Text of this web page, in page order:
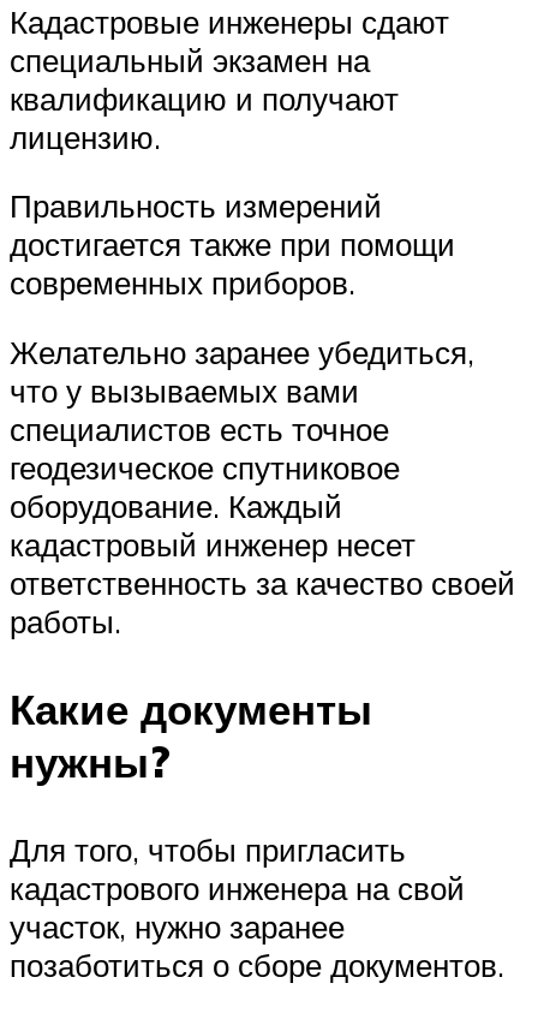
Кадастровые инженеры сдают
специальный экзамен на
квалификацию и получают
лицензию.
Правильность измерений
достигается также при помощи
современных приборов.
Желательно заранее убедиться,
что у вызываемых вами
специалистов есть точное
геодезическое спутниковое
оборудование. Каждый
кадастровый инженер несет
ответственность за качество своей
работы.
Какие документы
нужны?
Для того, чтобы пригласить
кадастрового инженера на свой
участок, нужно заранее
позаботиться о сборе документов.